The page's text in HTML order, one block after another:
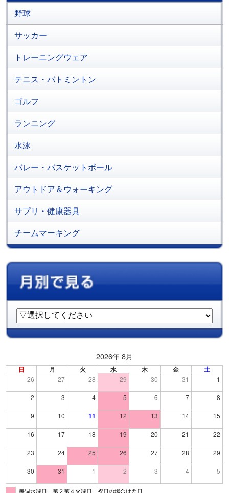
野球
サッカー
トレーニングウェア
テニス・バトミントン
ゴルフ
ランニング
水泳
バレー・バスケットボール
アウトドア＆ウォーキング
サプリ・健康器具
チームマーキング
2026年 8月
日 月 火 水 木 金 土
26 27 28 29 30 31 1
2 3 4 5 6 7 8
9 10 11 12 13 14 15
16 17 18 19 20 21 22
23 24 25 26 27 28 29
30 31 1 2 3 4 5
毎週水曜日、第２第４火曜日、祝日の場合は翌日